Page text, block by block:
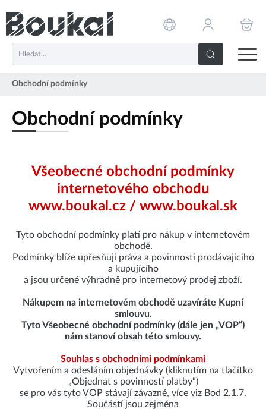
Obchodní podmínky
Obchodní podmínky
Všeobecné obchodní podmínky
internetového obchodu
www.boukal.cz / www.boukal.sk
Tyto obchodní podmínky platí pro nákup v internetovém
obchodě.
Podmínky blíže upřesňují práva a povinnosti prodávajícího
a kupujícího
a jsou určené výhradně pro internetový prodej zboží.
Nákupem na internetovém obchodě uzavíráte Kupní
smlouvu.
Tyto Všeobecné obchodní podmínky (dále jen „VOP“)
nám stanoví obsah této smlouvy.
Souhlas s obchodními podmínkami
Vytvořením a odesláním objednávky (kliknutím na tlačítko
„Objednat s povinností platby“)
se pro vás tyto VOP stávají závazné, více viz Bod 2.1.7.
Součástí jsou zejména